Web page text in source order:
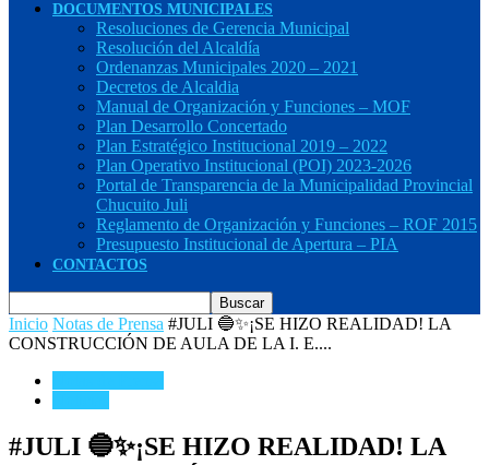
DOCUMENTOS MUNICIPALES
Resoluciones de Gerencia Municipal
Resolución del Alcaldía
Ordenanzas Municipales 2020 – 2021
Decretos de Alcaldia
Manual de Organización y Funciones – MOF
Plan Desarrollo Concertado
Plan Estratégico Institucional 2019 – 2022
Plan Operativo Institucional (POI) 2023-2026
Portal de Transparencia de la Municipalidad Provincial
Chucuito Juli
Reglamento de Organización y Funciones – ROF 2015
Presupuesto Institucional de Apertura – PIA
CONTACTOS
Inicio Notas de Prensa #JULI 🔵✨¡SE HIZO REALIDAD! LA
CONSTRUCCIÓN DE AULA DE LA I. E....
#JULI 🔵✨¡SE HIZO REALIDAD! LA